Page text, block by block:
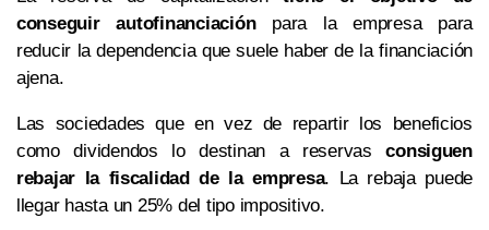
conseguir autofinanciaciónpara la empresa para
reducir la dependencia que suele haber de la financiación
ajena.
Las sociedades que en vez de repartir los beneficios
como dividendos lo destinan a reservasconsiguen
rebajar la fiscalidad de la empresa. La rebaja puede
llegar hasta un 25% del tipo impositivo.